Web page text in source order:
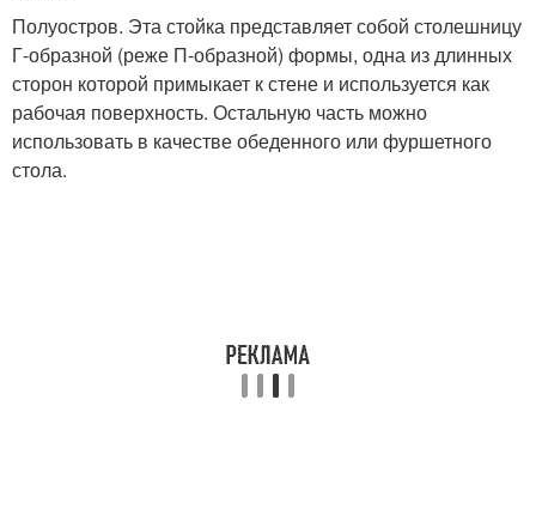
Полуостров. Эта стойка представляет собой столешницу
Г-образной (реже П-образной) формы, одна из длинных
сторон которой примыкает к стене и используется как
рабочая поверхность. Остальную часть можно
использовать в качестве обеденного или фуршетного
стола.